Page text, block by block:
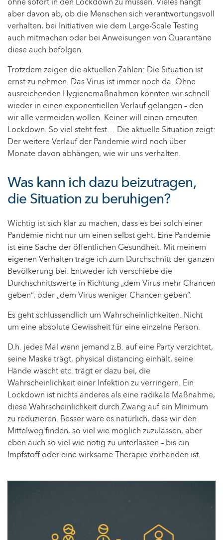
aber davon ab, ob die Menschen sich verantwortungsvoll
verhalten, bei Initiativen wie dem Large-Scale Testing
auch mitmachen oder bei Anweisungen von Quarantäne
diese auch befolgen.
Trotzdem zeigen die aktuellen Zahlen: Die Situation ist
ernst zu nehmen. Das Virus ist immer noch da. Ohne
ausreichenden Hygienemaßnahmen könnten wir schnell
wieder in einen exponentiellen Verlauf gelangen – den
wir alle vermeiden wollen. Keiner will einen erneuten
Lockdown. So viel steht fest… Die aktuelle Situation zeigt:
Der weitere Verlauf der Pandemie wird noch über
Monate davon abhängen, wie wir uns verhalten.
Was kann ich dazu beizutragen,
die Situation zu beruhigen?
Wichtig ist sich klar zu machen, dass es bei solch einer
Pandemie nicht nur um einen selbst geht. Eine Pandemie
ist eine Sache der öffentlichen Gesundheit. Mit meinem
eigenen Verhalten trage ich zum Durchschnitt der ganzen
Bevölkerung bei. Entweder ich verschiebe die
Durchschnittswerte in Richtung „dem Virus mehr Chancen
geben“, oder „dem Virus weniger Chancen geben“.
Es geht schlussendlich um Wahrscheinlichkeiten. Nicht
um eine absolute Gewissheit für eine einzelne Person.
D.h. jedes Mal wenn jemand z.B. auf eine Party verzichtet,
seine Maske trägt, physical distancing einhält, seine
Hände wäscht etc. trägt er dazu bei, die
Wahrscheinlichkeit einer Infektion zu verringern. Ein
Lockdown ist nichts anderes als eine radikale Maßnahme,
diese Wahrscheinlichkeit durch Zwang auf ein Minimum
zu reduzieren. Besser wäre es natürlich, dass wir den
Mittelweg finden, so viel wie möglich zuzulassen, aber
eben auch so viel wie nötig zu unterlassen – bis ein
Impfstoff oder eine wirksame Therapie vorhanden ist.